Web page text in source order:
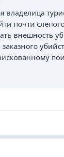
владелица
почти
внешность